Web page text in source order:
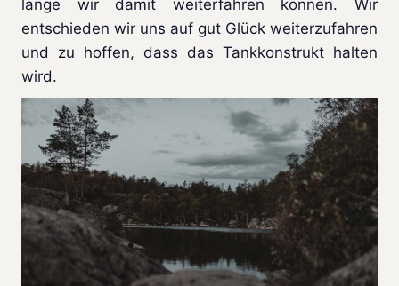
lange wir damit weiterfahren können. Wir
entschieden wir uns auf gut Glück weiterzufahren
und zu hoffen, dass das Tankkonstrukt halten
wird.